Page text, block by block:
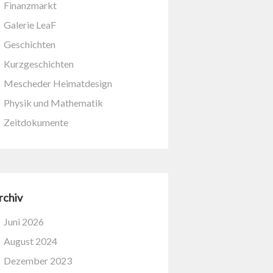
Finanzmarkt
Galerie LeaF
Geschichten
Kurzgeschichten
Mescheder Heimatdesign
Physik und Mathematik
Zeitdokumente
Juni 2026
August 2024
Dezember 2023